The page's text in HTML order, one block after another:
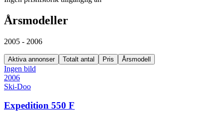
Årsmodeller
2005 - 2006
Aktiva annonser Totalt antal Pris Årsmodell
Ingen bild
2006
Ski-Doo
Expedition 550 F